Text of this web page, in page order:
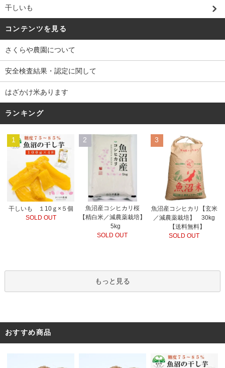
干しいも
コンテンツを見る
さくらや農園について
安全検査結果・認定に関して
はざかけ米あります
ランキング
1
干しいも １10ｇ×５個
SOLD OUT
2
魚沼産コシヒカリ桜
【精白米／減農薬栽培】
5kg
SOLD OUT
3
魚沼産コシヒカリ【玄米
／減農薬栽培】 30kg
【送料無料】
SOLD OUT
もっと見る
おすすめ商品